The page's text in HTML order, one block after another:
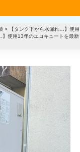
>
【タンク下から水漏れ…】使用
】使用13年のエコキュートを最新